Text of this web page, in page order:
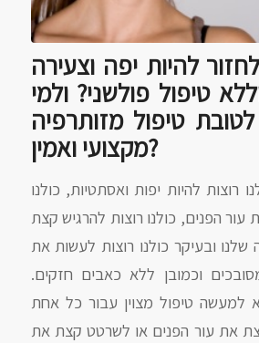
להיות יפה וצעירה
טיפול פולשני? ולמי
טיפול מזותרפיה
מקצועי ואמין?
רוצות להיות יפות ואסתטיות, כולנו
הפנים, כולנו רוצות להרגיש קצת
ובעיקר כולנו רוצות לעשות את
וכמובן ללא כאבים חזקים.
למעשה טיפול מצוין עבור כל אחת
את עור הפנים או לשרטט קצת את